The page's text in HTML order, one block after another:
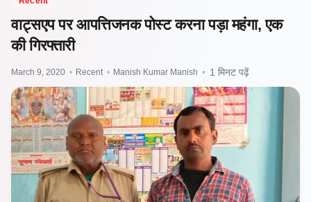
वाट्सएप पर आपत्तिजनक पोस्ट करना पड़ा महंगा, एक
की गिरफ्तारी
March 9, 2020 • Recent • Manish Kumar Manish • 1 मिनट पढ़ें